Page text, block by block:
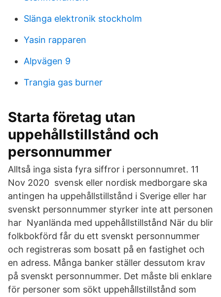
Slänga elektronik stockholm
Yasin rapparen
Alpvägen 9
Trangia gas burner
Starta företag utan
uppehållstillstånd och
personnummer
Alltså inga sista fyra siffror i personnumret. 11
Nov 2020 svensk eller nordisk medborgare ska
antingen ha uppehållstillstånd i Sverige eller har
svenskt personnummer styrker inte att personen
har Nyanlända med uppehållstillstånd När du blir
folkbokförd får du ett svenskt personnummer
och registreras som bosatt på en fastighet och
en adress. Många banker ställer dessutom krav
på svenskt personnummer. Det måste bli enklare
för personer som sökt uppehållstillstånd som